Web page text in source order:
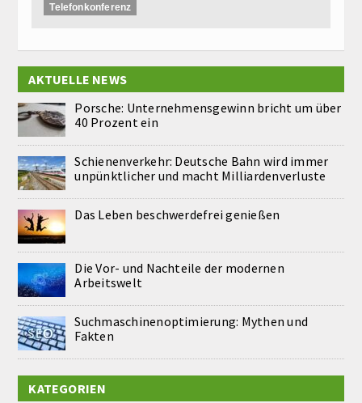
Telefonkonferenz
AKTUELLE NEWS
Porsche: Unternehmensgewinn bricht um über
40 Prozent ein
Schienenverkehr: Deutsche Bahn wird immer
unpünktlicher und macht Milliardenverluste
Das Leben beschwerdefrei genießen
Die Vor- und Nachteile der modernen
Arbeitswelt
Suchmaschinenoptimierung: Mythen und
Fakten
KATEGORIEN